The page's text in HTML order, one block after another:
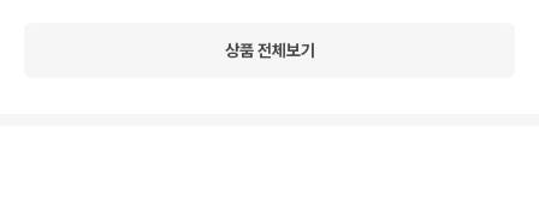
상품 전체보기